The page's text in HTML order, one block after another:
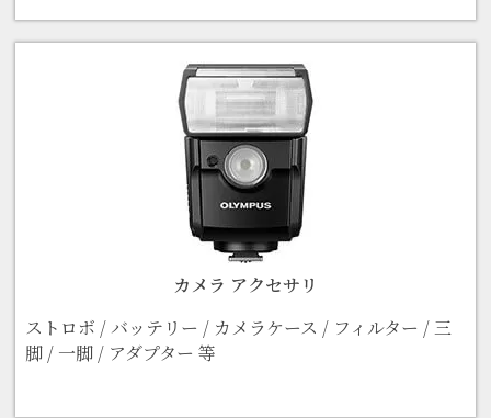
カメラ アクセサリ
ストロボ / バッテリー / カメラケース / フィルター / 三
脚 / 一脚 / アダプター 等